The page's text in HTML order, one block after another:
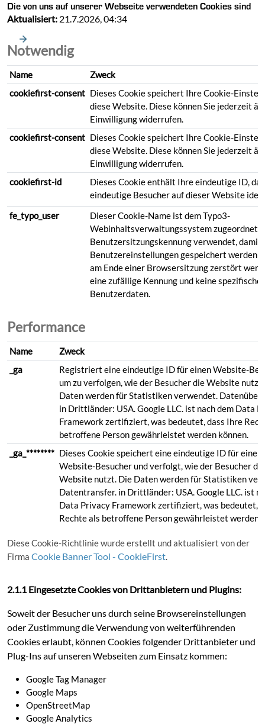
Die von uns auf unserer Webseite verwendeten Cookies sind
Aktualisiert: 21.7.2026, 04:34
Notwendig
Name
Zweck
cookiefirst-consent Dieses Cookie speichert Ihre Cookie-
diese Website. Diese können Sie jederzeit
Einwilligung widerrufen.
cookiefirst-consent Dieses Cookie speichert Ihre Cookie-
diese Website. Diese können Sie jederzeit
Einwilligung widerrufen.
cookiefirst-id
Dieses Cookie enthält Ihre eindeutige ID,
eindeutige Besucher auf dieser Website
fe_typo_user
Dieser Cookie-Name ist dem Typo3-
Webinhaltsverwaltungssystem zugeordnet.
Benutzersitzungskennung verwendet, damit
Benutzereinstellungen gespeichert werden
am Ende einer Browsersitzung zerstört
eine zufällige Kennung und keine
Benutzerdaten.
Performance
Name
Zweck
_ga
Registriert eine eindeutige ID für einen Website-
um zu verfolgen, wie der Besucher die Website
Daten werden für Statistiken verwendet.
in Drittländer: USA. Google LLC. ist nach dem Data
Framework zertifiziert, was bedeutet, dass Ihre
betroffene Person gewährleistet werden können.
_ga_******** Dieses Cookie speichert eine eindeutige ID für einen
Website-Besucher und verfolgt, wie der Besucher die
Website nutzt. Die Daten werden für Statistiken
Datentransfer. in Drittländer: USA. Google LLC. ist
Data Privacy Framework zertifiziert, was bedeutet,
Rechte als betroffene Person gewährleistet werden
Diese Cookie-Richtlinie wurde erstellt und aktualisiert von der
Firma Cookie Banner Tool - CookieFirst.
2.1.1 Eingesetzte Cookies von Drittanbietern und Plugins:
Soweit der Besucher uns durch seine Browsereinstellungen
oder Zustimmung die Verwendung von weiterführenden
Cookies erlaubt, können Cookies folgender Drittanbieter und
Plug-Ins auf unseren Webseiten zum Einsatz kommen:
Google Tag Manager
Google Maps
OpenStreetMap
Google Analytics